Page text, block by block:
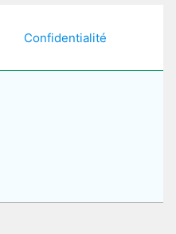
Confidentialité